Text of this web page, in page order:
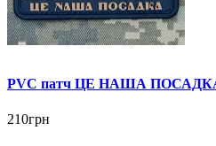
PVC патч ЦЕ НАША ПОСАДКА
210грн